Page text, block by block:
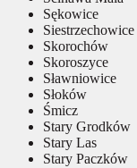
Sękowice
Siestrzechowice
Skorochów
Skoroszyce
Sławniowice
Słoków
Śmicz
Stary Grodków
Stary Las
Stary Paczków